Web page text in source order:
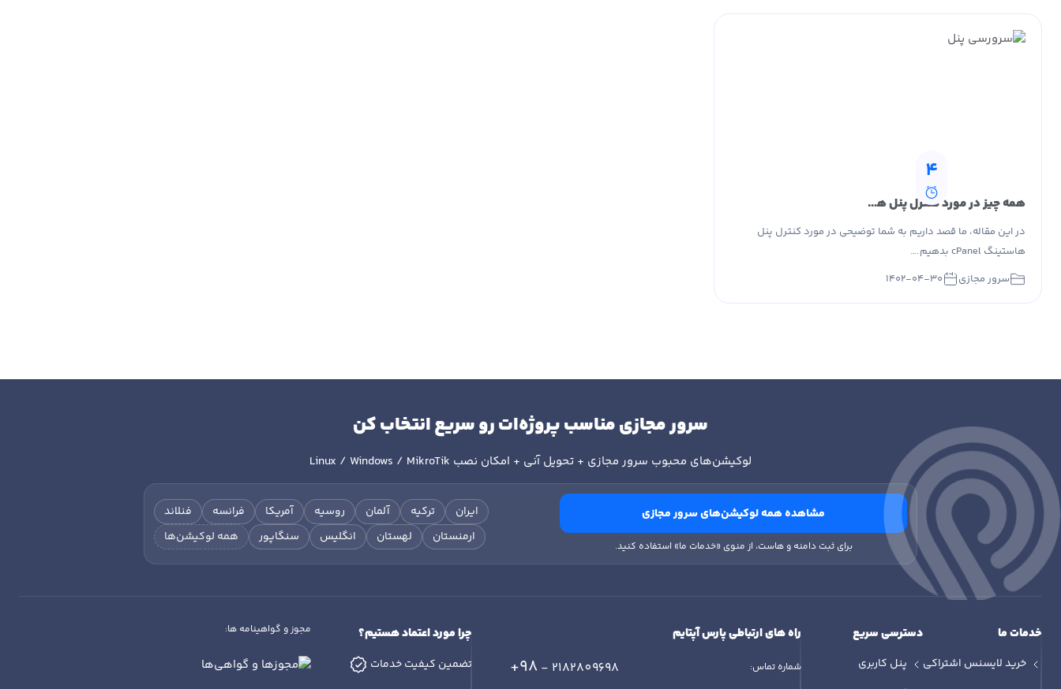
4
همه چیز در مورد کنترل پنل هاستینگ cPanel
در این مقاله، ما قصد داریم به شما توضیحی در مورد کنترل پنل
هاستینگ cPanel بدهیم.…
سرور مجازی
۱۴۰۲-۰۴-۳۰
سرور مجازی مناسب پروژه‌ات رو سریع انتخاب کن
لوکیشن‌های محبوب سرور مجازی + تحویل آنی + امکان نصب Linux / Windows / MikroTik
مشاهده همه لوکیشن‌های سرور مجازی
برای ثبت دامنه و هاست، از منوی «خدمات ما» استفاده کنید.
ایران ترکیه آلمان روسیه آمریکا فرانسه
فنلاند
ارمنستان
لهستان انگلیس سنگاپور همه لوکیشن‌ها
خدمات ما
خرید لایسنس اشتراکی
دسترسی سریع
پنل کاربری
راه های ارتباطی پارس آپتایم
شماره تماس: +98- 2182809698
چرا مورد اعتماد هستیم؟
تضمین کیفیت خدمات
مجوز و گواهینامه ها: